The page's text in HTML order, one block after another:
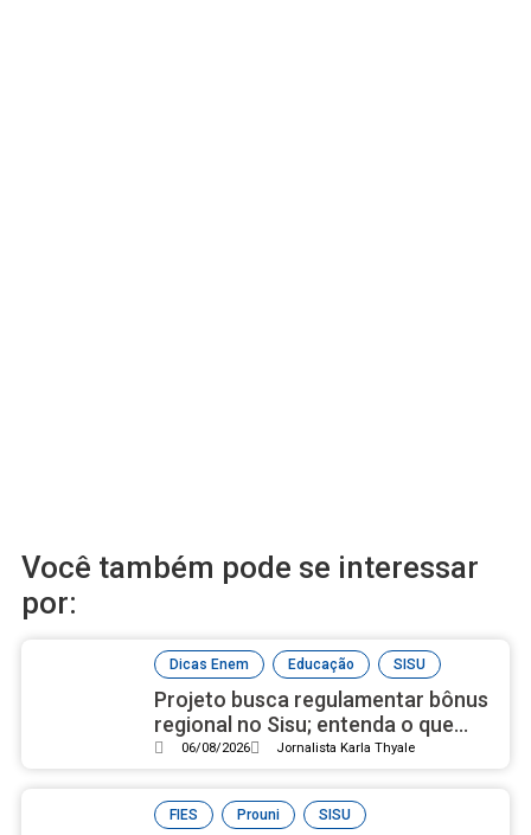
Você também pode se interessar
por:
Dicas Enem , Educação , SISU
Projeto busca regulamentar bônus
regional no Sisu; entenda o que
pode mudar para os candidatos
06/08/2026 Jornalista Karla Thyale
FIES , Prouni , SISU